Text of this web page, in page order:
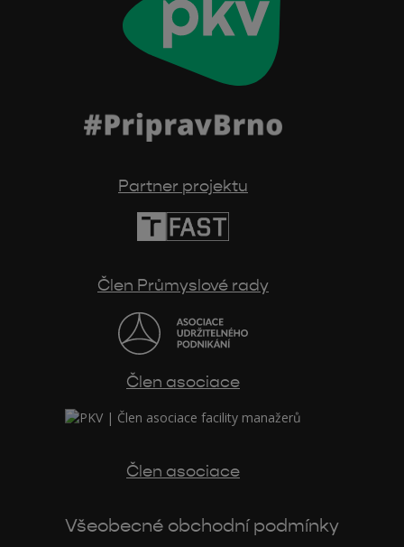
Partner projektu
Člen Průmyslové rady
Člen asociace
Člen asociace
Všeobecné obchodní podmínky